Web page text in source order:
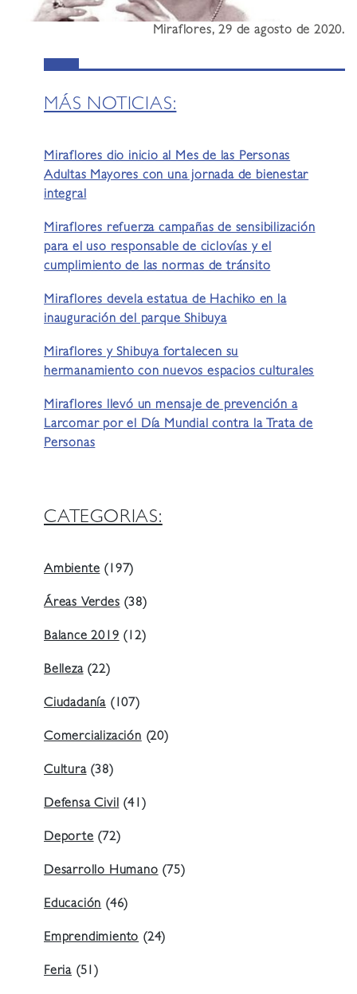
Miraflores, 29 de agosto de 2020.
MÁS NOTICIAS:
Miraflores dio inicio al Mes de las Personas
Adultas Mayores con una jornada de bienestar
integral
Miraflores refuerza campañas de sensibilización
para el uso responsable de ciclovías y el
cumplimiento de las normas de tránsito
Miraflores devela estatua de Hachiko en la
inauguración del parque Shibuya
Miraflores y Shibuya fortalecen su
hermanamiento con nuevos espacios culturales
Miraflores llevó un mensaje de prevención a
Larcomar por el Día Mundial contra la Trata de
Personas
CATEGORIAS:
Ambiente(197)
Áreas Verdes(38)
Balance 2019(12)
Belleza(22)
Ciudadanía (107)
Comercialización(20)
Cultura(38)
Defensa Civil(41)
Deporte(72)
Desarrollo Humano(75)
Educación(46)
Emprendimiento(24)
Feria (51)